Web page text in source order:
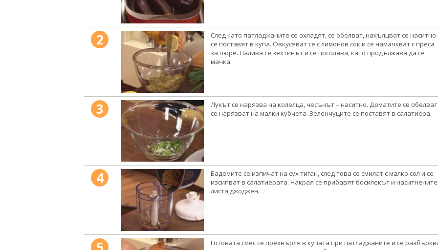
2
След като патладжаните се охладят, се обелват, накълцват се наситно
се поставят в купа. Овкусяват се с лимонов сок и се намачкват с преса
за пюре. Налива се зехтинът и се посолява, като продължава да се
мачка.
3
Лукът се нарязва на колелца, чесънът – наситно. Доматите се
се нарязват на малки кубчета. Зеленчуците се поставят в салатиера.
4
Бадемите се изпичат на сух тиган, след това се смилат с малко сол и се
изсипват в салатиерата. Накрая се прибавят босилекът и наситнените
листа джоджен.
Готовата смес се прехвърля в купата при патладжаните и се